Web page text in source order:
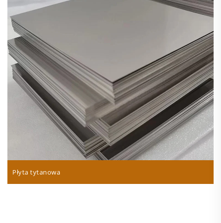
Płyta tytanowa